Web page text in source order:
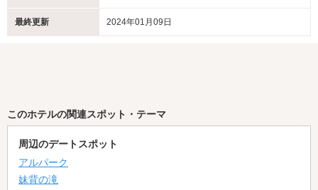
最終更新 2024年01月09日
このホテルの関連スポット・テーマ
周辺のデートスポット
アルパーク
妹背の滝